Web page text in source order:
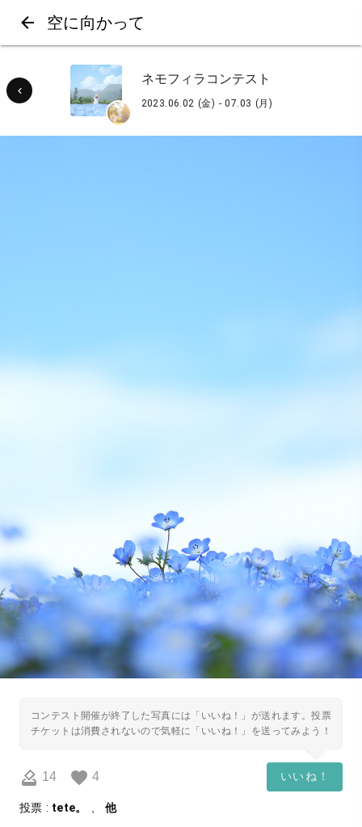
空に向かって
ネモフィラコンテスト
2023.06.02 (金) - 07.03 (月)
コンテスト開催が終了した写真には「いいね！」が送れます。投票
チケットは消費されないので気軽に「いいね！」を送ってみよう！
14 4 いいね！
投票 : tete。 、他